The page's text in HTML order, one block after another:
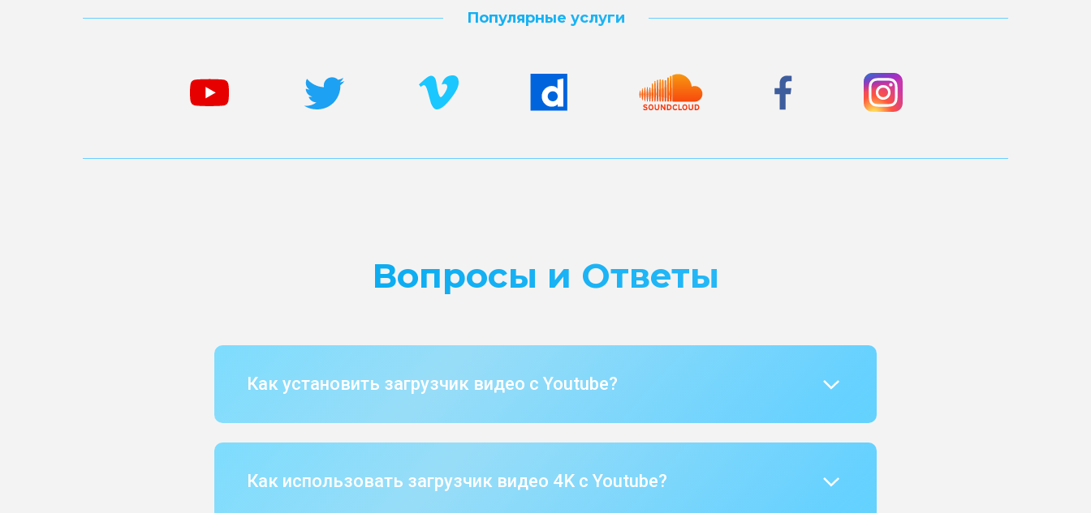
Популярные услуги
Вопросы и Ответы
Как установить загрузчик видео с Youtube?
Как использовать загрузчик видео 4K с Youtube?